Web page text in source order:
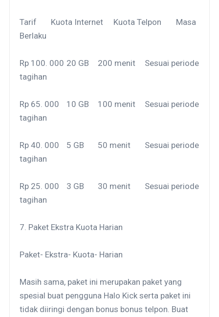
Tarif Kuota Internet Kuota Telpon
Masa
Berlaku
Rp 100. 000 20 GB 200 menit
Sesuai periode
tagihan
Rp 65. 000 10 GB 100 menit
Sesuai periode
tagihan
Rp 40. 000 5 GB 50 menit
Sesuai periode
tagihan
Rp 25. 000 3 GB 30 menit
Sesuai periode
tagihan
7. Paket Ekstra Kuota Harian
Paket- Ekstra- Kuota- Harian
Masih sama, paket ini merupakan paket yang
spesial buat pengguna Halo Kick serta paket ini
tidak diiringi dengan bonus bonus telpon. Buat